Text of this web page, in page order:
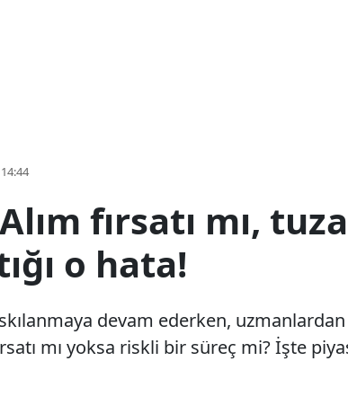
fırsatı mı,
o hata!
devam ederken,
mı yoksa riskli bir süreç mi? İşte